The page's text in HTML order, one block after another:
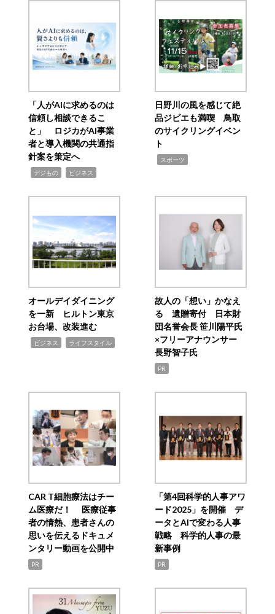
「人がAIに求めるのは
信頼し相談できるこ
と」 ロジカがAI事業
者と導入機関の共通指
針案を策定へ
デジもの ビジネス
日野川の風を感じて絶
品ジビエも満喫 鳥取
のサイクリングイベン
ト
スポーツ
オールデイダイニング
を一新 ヒルトン東京
お台場、改装進む
ビジネス ライフスタイル
故人の「想い」かなえ
る 遺贈寄付 日本財
団名誉会長 笹川陽平氏
×フリーアナウンサー
長野智子氏
PR
CAR T細胞療法はチー
ム医療だ！ 医療従事
者の情熱、患者さんの
思いを伝えるドキュメ
ンタリー動画を公開中
PR
「第4回科学的人事アワ
ード2025」を開催 デ
ータとAIで変わる人事
戦略 科学的人事の最
新事例
PR